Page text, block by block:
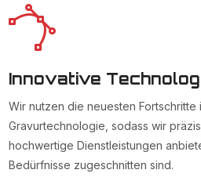
Innovative
Wir nutzen die neuesten
Gravurtechnologie, sodass wir
hochwertige Dienstleistungen
Bedürfnisse zugeschnitten sind.